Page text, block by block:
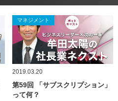
マネジメント
2019.03.20
第59回 「サブスクリプション」
って何？